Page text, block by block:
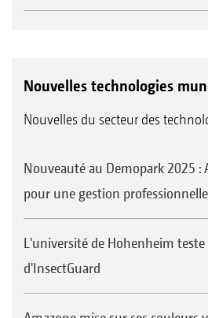
Nouvelles technologies
Nouvelles du secteur des
Nouveauté au Demopark 2025 :
pour une gestion
L'université de Hohenheim teste
d'InsectGuard